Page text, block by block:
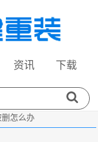
资讯 下载
怎么办